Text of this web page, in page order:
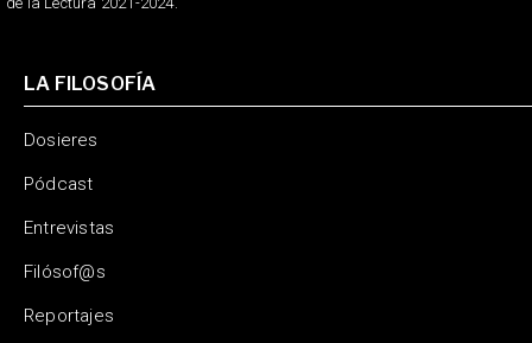
LA FILOSOFÍA
Dosieres
Pódcast
Entrevistas
Filósof@s
Reportajes